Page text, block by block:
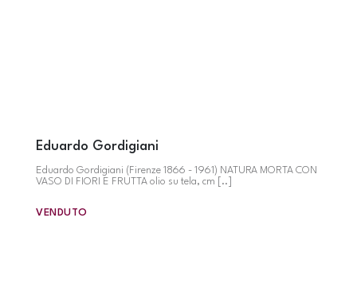
Eduardo Gordigiani
Eduardo Gordigiani (Firenze 1866 - 1961) NATURA MORTA CON
VASO DI FIORI E FRUTTA olio su tela, cm [..]
VENDUTO